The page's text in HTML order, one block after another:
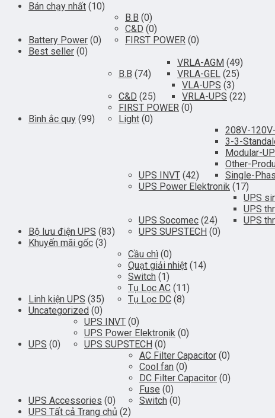
Bán chạy nhất (10)
Battery Power (0)
B.B (0)
C&D (0)
FIRST POWER (0)
Best seller (0)
Bình ắc quy (99)
B.B (74)
VRLA-AGM (49)
VRLA-GEL (25)
C&D (25)
VLA-UPS (3)
VRLA-UPS (22)
FIRST POWER (0)
Light (0)
Bộ lưu điện UPS (83)
UPS INVT (42)
208V-
3-3-
Modular-
Other-
Single-
UPS Power Elektronik (17)
UPS Socomec (24)
UPS
UPS
UPS
UPS SUPSTECH (0)
Khuyến mãi gốc (3)
Linh kiện UPS (35)
Cầu chì (0)
Quạt giải nhiệt (14)
Switch (1)
Tụ Lọc AC (11)
Tụ Lọc DC (8)
Uncategorized (0)
UPS (0)
UPS INVT (0)
UPS Power Elektronik (0)
UPS SUPSTECH (0)
UPS Accessories (0)
AC Filter Capacitor (0)
Cool fan (0)
DC Filter Capacitor (0)
Fuse (0)
Switch (0)
UPS Tất cả Trang chủ (2)